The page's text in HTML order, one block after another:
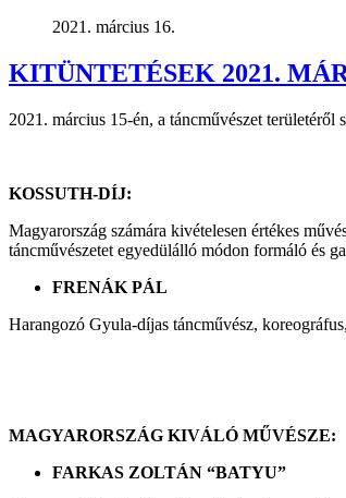
2021. március 16.
KITÜNTETÉSEK 2021.
2021. március 15-én, a táncművészet
KOSSUTH-DÍJ:
Magyarország számára kivételesen értékes
táncművészetet egyedülálló módon formáló és
FRENÁK PÁL
Harangozó Gyula-díjas táncművész,
MAGYARORSZÁG KIVÁLÓ MŰVÉSZE:
FARKAS ZOLTÁN “BATYU”